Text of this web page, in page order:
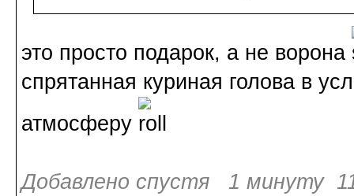
это просто подарок, а не ворона
спрятанная куриная голова в
атмосферу
Добавлено спустя 1 минуту